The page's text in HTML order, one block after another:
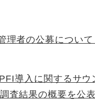
理者の公募について
導入に関するサウ
査結果の概要を公表